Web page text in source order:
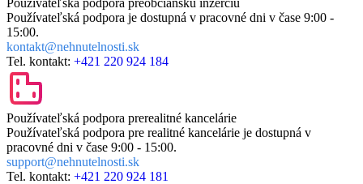
Používateľská podpora je dostupná v pracovné dni v čase 9:00 -
15:00.
kontakt@nehnutelnosti.sk
Tel. kontakt: +421 220 924 184
Používateľská podpora prerealitné kancelárie
Používateľská podpora pre realitné kancelárie je dostupná v
pracovné dni v čase 9:00 - 15:00.
support@nehnutelnosti.sk
Tel. kontakt: +421 220 924 181